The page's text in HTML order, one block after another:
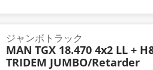
ジャンボトラック
MAN TGX 18.470 4x2 LL +
TRIDEM JUMBO/Retarder